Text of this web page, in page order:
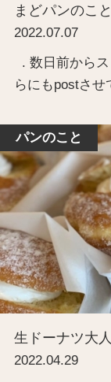
まどパンのこ
2022.07.07
. 数日前から
らにもpostさ
パンのこと
生ドーナツ大
2022.04.29